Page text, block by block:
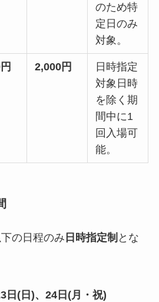
のため特
定日のみ
対象。
2,000円
日時指定
対象日時
を除く期
間中に1
回入場可
能。
の日程のみ 日時指定制 とな
日(日)、24日(月・祝)